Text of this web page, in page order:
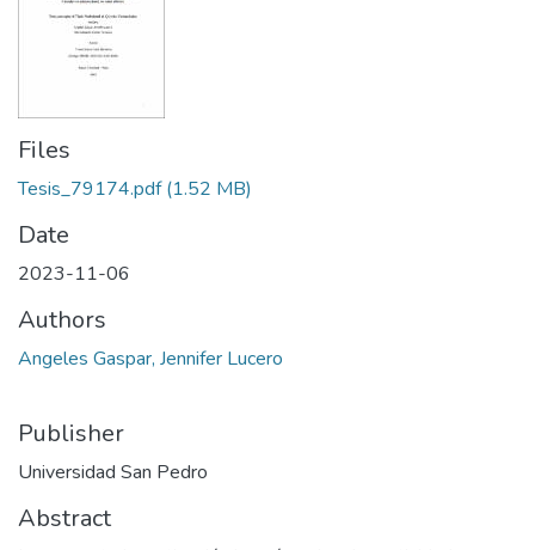
Files
Tesis_79174.pdf(1.52 MB)
Date
2023-11-06
Authors
Angeles Gaspar, Jennifer Lucero
Publisher
Universidad San Pedro
Abstract